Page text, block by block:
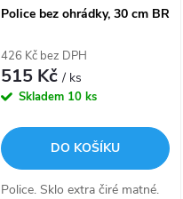
Police bez ohrádky, 30 cm BR
426 Kč bez DPH
515 Kč/ ks
Skladem 10 ks
DO KOŠÍKU
Police. Sklo extra čiré matné.